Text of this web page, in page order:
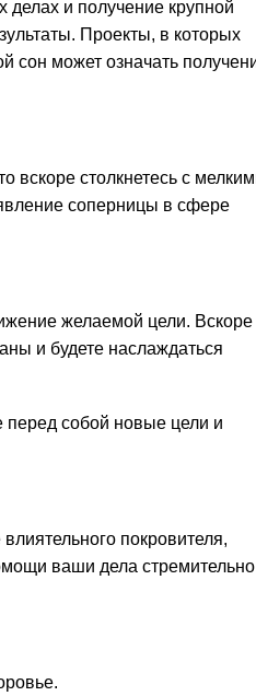
делах и получение крупной
Проекты, в которых
сон может означать
вскоре столкнетесь с
соперницы в сфере
желаемой цели. Вскоре
и будете наслаждаться
перед собой новые цели и
покровителя,
ваши дела стремительно